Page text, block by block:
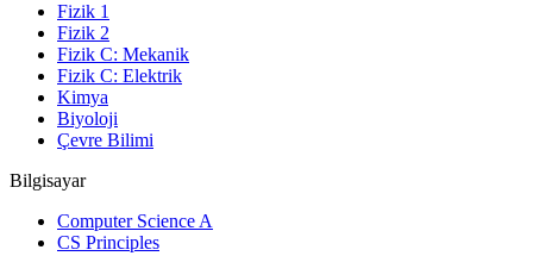
Fizik 1
Fizik 2
Fizik C: Mekanik
Fizik C: Elektrik
Kimya
Biyoloji
Çevre Bilimi
Bilgisayar
Computer Science A
CS Principles